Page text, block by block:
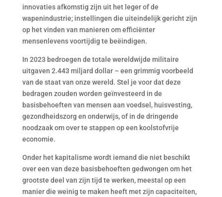
innovaties afkomstig zijn uit het leger of de
wapenindustrie; instellingen die uiteindelijk gericht zijn
op het vinden van manieren om efficiënter
mensenlevens voortijdig te beëindigen.
In 2023 bedroegen de totale wereldwijde militaire
uitgaven 2.443 miljard dollar – een grimmig voorbeeld
van de staat van onze wereld. Stel je voor dat deze
bedragen zouden worden geïnvesteerd in de
basisbehoeften van mensen aan voedsel, huisvesting,
gezondheidszorg en onderwijs, of in de dringende
noodzaak om over te stappen op een koolstofvrije
economie.
Onder het kapitalisme wordt iemand die niet beschikt
over een van deze basisbehoeften gedwongen om het
grootste deel van zijn tijd te werken, meestal op een
manier die weinig te maken heeft met zijn capaciteiten,